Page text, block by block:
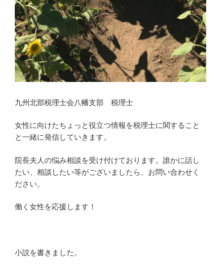
九州北部税理士会八幡支部 税理士
女性に向けたちょっと役立つ情報を税理士に関すること
と一緒に発信していきます。
院長夫人の悩み相談を受け付けております。誰かに話し
たい、相談したい等がございましたら、お問い合わせく
ださい。
働く女性を応援します！
小説を書きました。